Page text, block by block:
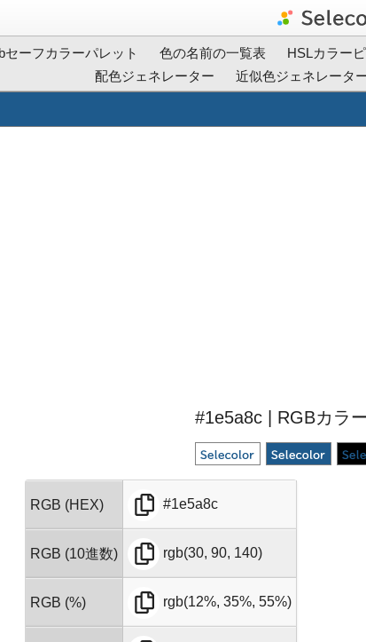
セーフカラーパレット 色の名前の一覧表 HSLカラー
配色ジェネレーター
近似色ジェネレータ
#1e5a8c | RGBカラ
RGB (HEX) #1e5a8c
RGB (10進数) rgb(30, 90, 140)
RGB (%) rgb(12%, 35%, 55%)